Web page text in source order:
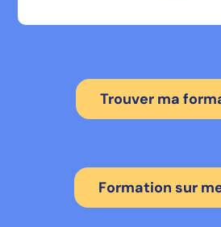
Trouver ma
Formation sur